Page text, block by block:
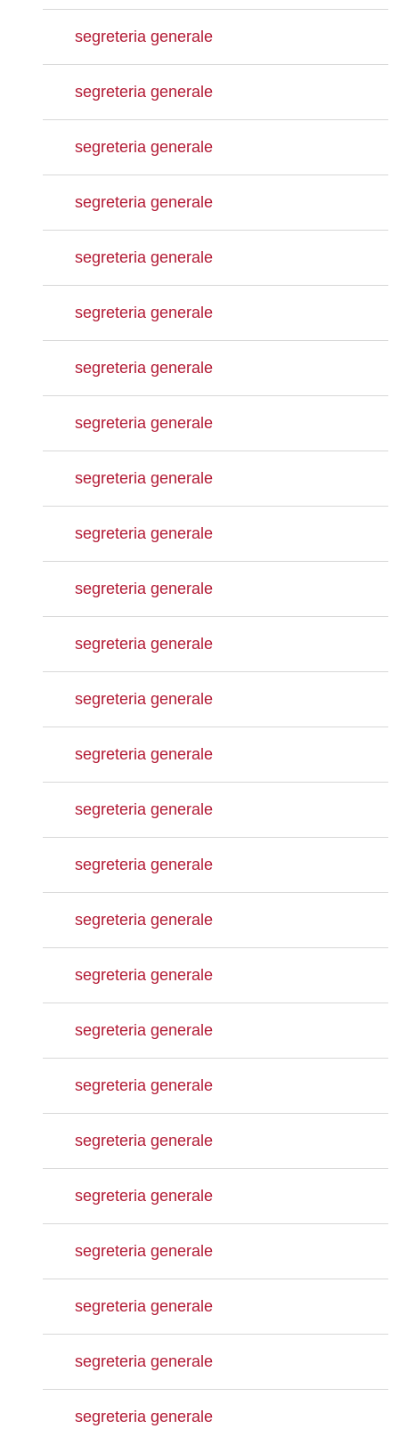
segreteria generale
segreteria generale
segreteria generale
segreteria generale
segreteria generale
segreteria generale
segreteria generale
segreteria generale
segreteria generale
segreteria generale
segreteria generale
segreteria generale
segreteria generale
segreteria generale
segreteria generale
segreteria generale
segreteria generale
segreteria generale
segreteria generale
segreteria generale
segreteria generale
segreteria generale
segreteria generale
segreteria generale
segreteria generale
segreteria generale